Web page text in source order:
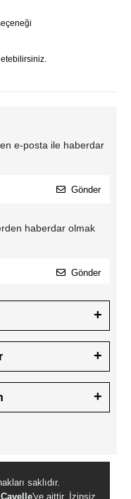
e-posta ile haberdar
Gönder
haberdar olmak
Gönder
saklıdır.
'ye aittir. İzinsiz